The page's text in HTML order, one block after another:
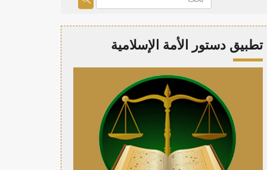
تطبيق دستور الأمة الإسلامية